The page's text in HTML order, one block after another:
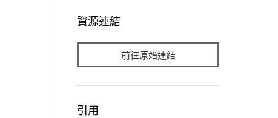
資源連結
前往原始連結
引用